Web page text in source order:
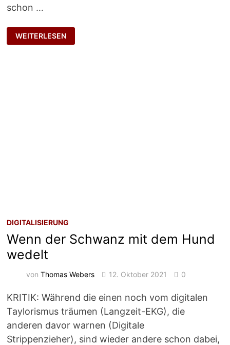
schon …
HUMANKAPITAL
RELOADED
WEITERLESEN
DIGITALISIERUNG
Wenn der Schwanz mit dem Hund
wedelt
vonThomas Webers 12. Oktober 2021 0
KRITIK: Während die einen noch vom digitalen
Taylorismus träumen (Langzeit-EKG), die
anderen davor warnen (Digitale
Strippenzieher), sind wieder andere schon dabei,